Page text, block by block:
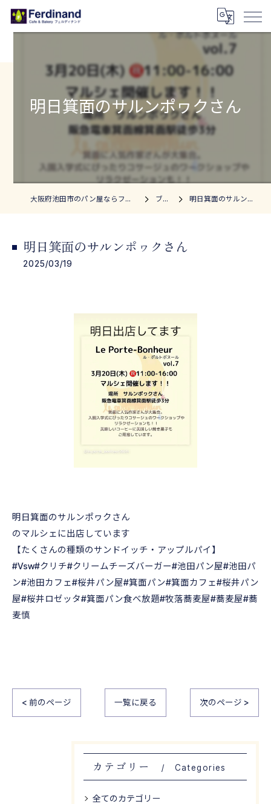
明日箕面のサルンポヮクさん
大阪府池田市のパン屋ならフェルディナンド ブログ 明日箕面のサルンポヮクさん
明日箕面のサルンポヮクさん
2025/03/19
明日箕面のサルンポヮクさん
のマルシェに出店しています
【たくさんの種類のサンドイッチ・アップルパイ】
#Vsw#クリチ#クリームチーズバーガー#池田パン屋#池田パ
ン#池田カフェ#桜井パン屋#箕面パン#箕面カフェ#桜井パン
屋#桜井ロゼッタ#箕面パン食べ放題#牧落蕎麦屋#蕎麦屋#蕎
麦慎
< 前のページ 一覧に戻る 次のページ >
カテゴリー Categories
全てのカテゴリー